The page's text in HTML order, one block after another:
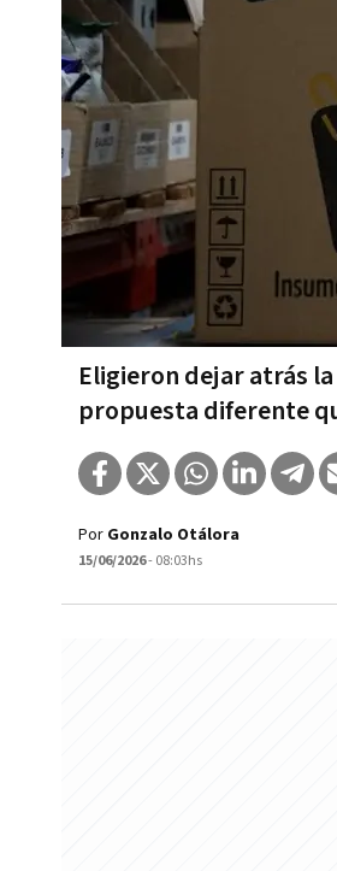
Eligieron dejar atrás
propuesta diferente
Por Gonzalo Otálora
15/06/2026- 08:03hs